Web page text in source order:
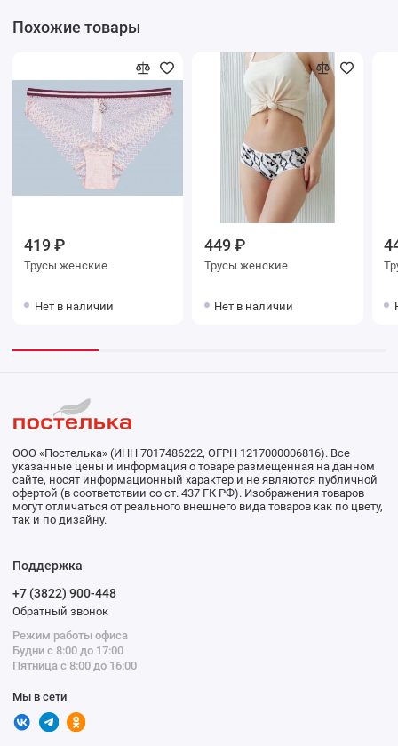
Похожие товары
419 ₽
Трусы женские
Нет в наличии
449 ₽
Трусы женские
Нет в наличии
ООО «Постелька» (ИНН 7017486222, ОГРН 1217000006816). Все
указанные цены и информация о товаре размещенная на данном
сайте, носят информационный характер и не являются публичной
офертой (в соответствии со ст. 437 ГК РФ). Изображения товаров
могут отличаться от реального внешнего вида товаров как по цвету,
так и по дизайну.
Поддержка
+7 (3822) 900-448
Обратный звонок
Режим работы офиса
Будни с 8:00 до 17:00
Пятница с 8:00 до 16:00
Мы в сети